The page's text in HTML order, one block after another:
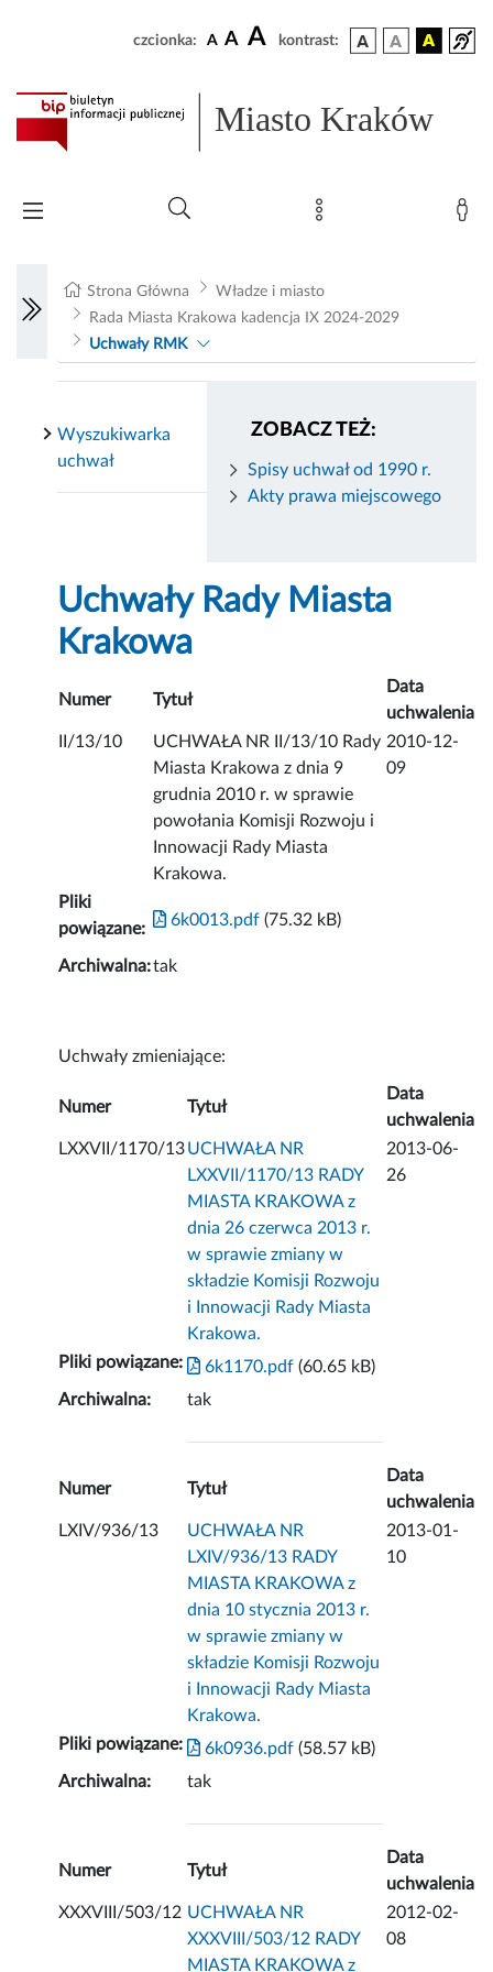
czcionka: A A A kontrast:
Miasto Kraków
Strona Główna
Władze i miasto
Rada Miasta Krakowa kadencja IX 2024-2029
Uchwały RMK
ZOBACZ TEŻ:
Spisy uchwał od 1990 r.
Akty prawa miejscowego
Wyszukiwarka
uchwał
Uchwały Rady Miasta
Krakowa
Numer Tytuł
Data
uchwalenia
II/13/10
UCHWAŁA NR II/13/10 Rady
Miasta Krakowa z dnia 9
grudnia 2010 r. w sprawie
powołania Komisji Rozwoju i
Innowacji Rady Miasta
Krakowa.
2010-12-
09
Pliki
powiązane:
6k0013.pdf (75.32 kB)
Archiwalna:tak
Uchwały zmieniające:
Numer Tytuł
Data
uchwalenia
LXXVII/1170/13UCHWAŁA NR
LXXVII/1170/13 RADY
MIASTA KRAKOWA z
dnia 26 czerwca 2013 r.
w sprawie zmiany w
składzie Komisji Rozwoju
i Innowacji Rady Miasta
Krakowa.
2013-06-
26
Pliki powiązane: 6k1170.pdf (60.65 kB)
Archiwalna:
tak
Numer Tytuł
Data
uchwalenia
LXIV/936/13
UCHWAŁA NR
LXIV/936/13 RADY
MIASTA KRAKOWA z
dnia 10 stycznia 2013 r.
w sprawie zmiany w
składzie Komisji Rozwoju
i Innowacji Rady Miasta
Krakowa.
2013-01-
10
Pliki powiązane: 6k0936.pdf (58.57 kB)
Archiwalna:
tak
Numer Tytuł
Data
uchwalenia
XXXVIII/503/12 UCHWAŁA NR
XXXVIII/503/12 RADY
MIASTA KRAKOWA z
2012-02-
08